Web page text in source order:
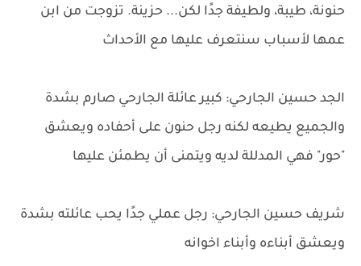
حنونة، طيبة، ولطيفة جدًا لكن... حزينة. تزوجت من ابن
عمها لأسباب سنتعرف عليها مع الأحداث
الجد حسين الجارحي: كبير عائلة الجارحي صارم بشدة
والجميع يطيعه لكنه رجل حنون على أحفاده ويعشق
"حور" فهي المدللة لديه ويتمنى أن يطمئن عليها
شريف حسين الجارحي: رجل عملي جدًا يحب عائلته بشدة
ويعشق أبناءه وأبناء اخوانه